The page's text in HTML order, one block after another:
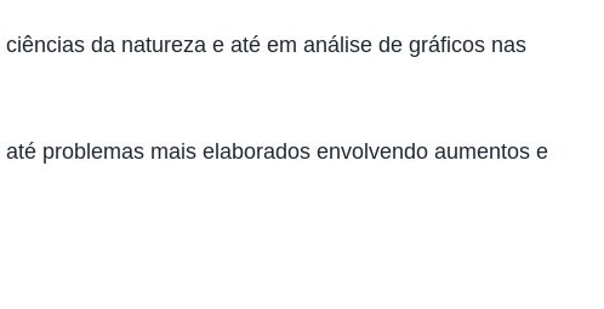
da natureza e até em análise de gráficos nas
problemas mais elaborados envolvendo aumentos e